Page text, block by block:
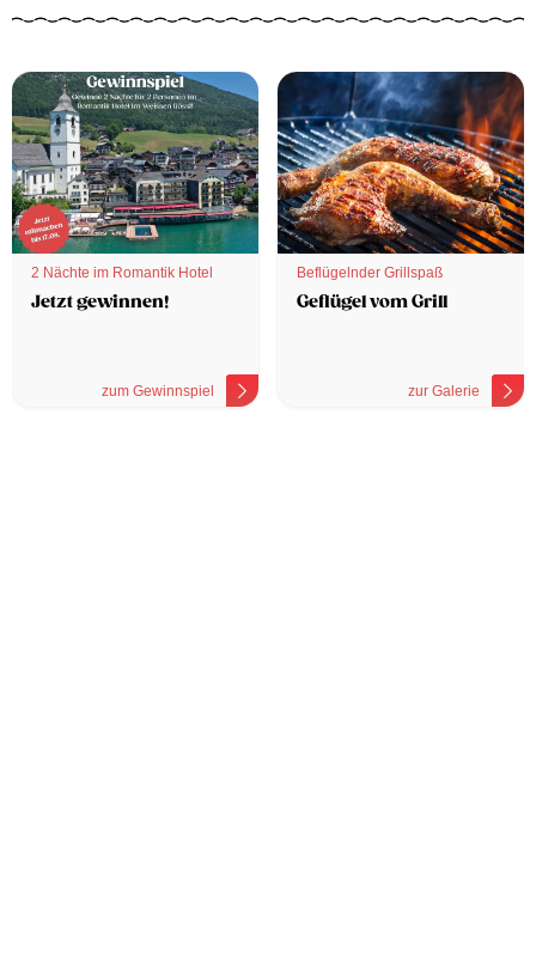
2 Nächte im Romantik Hotel
Jetzt gewinnen!
zum Gewinnspiel
Beflügelnder Grillspaß
Geflügel vom Grill
zur Galerie